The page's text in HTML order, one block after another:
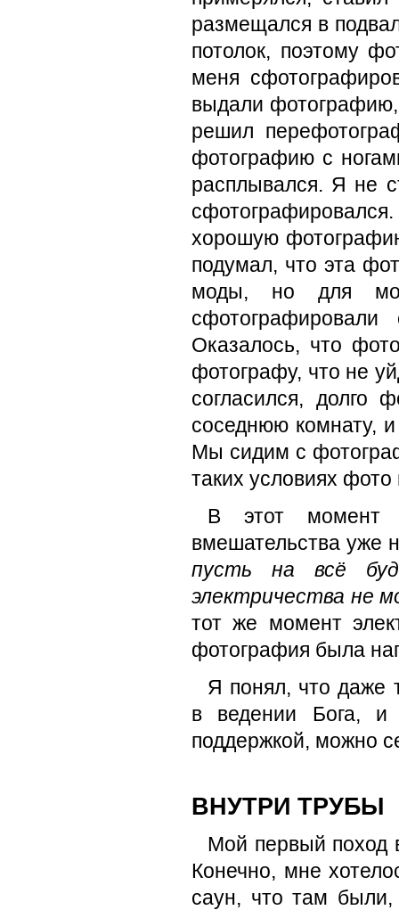
размещался в
потолок, поэтому
меня
выдали
решил
фотографию с
расплывался. Я не
хорошую
подумал, что эта
моды, но для
Оказалось, что
фотографу, что не
согласился, долго
соседнюю комнату,
Мы сидим с
таких условиях
В этот момент
вмешательства уже
пусть на всё
электричества не
тот же момент
фотография была
Я понял, что даже
в ведении Бога, и
поддержкой, можно
ВНУТРИ ТРУБЫ
Мой первый поход
Конечно, мне
саун, что там